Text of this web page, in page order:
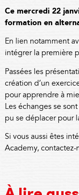
Ce mercredi 22
formation en
En lien notamment
intégrer la première
Passées les
création d’un
pour apprendre à
Les échanges se
pu se déplacer pour
Si vous aussi êtes
Academy,contactez-